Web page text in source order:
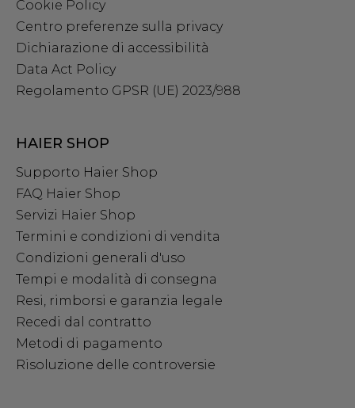
Cookie Policy
Centro preferenze sulla privacy
Dichiarazione di accessibilità
Data Act Policy
Regolamento GPSR (UE) 2023/988
HAIER SHOP
Supporto Haier Shop
FAQ Haier Shop
Servizi Haier Shop
Termini e condizioni di vendita
Condizioni generali d'uso
Tempi e modalità di consegna
Resi, rimborsi e garanzia legale
Recedi dal contratto
Metodi di pagamento
Risoluzione delle controversie